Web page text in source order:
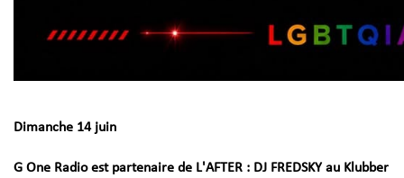
Dimanche 14 juin
G One Radio est partenaire de L'AFTER : DJ FREDSKY au Klubber